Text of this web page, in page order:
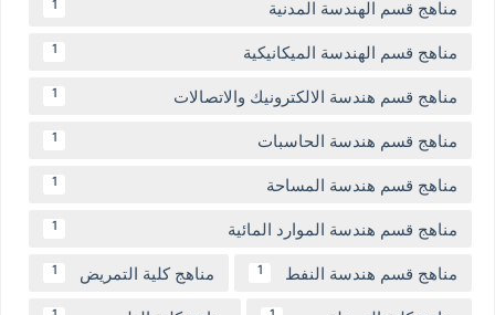
مناهج قسم الهندسة المدنية 1
مناهج قسم الهندسة الميكانيكية 1
مناهج قسم هندسة الالكترونيك والاتصالات 1
مناهج قسم هندسة الحاسبات 1
مناهج قسم هندسة المساحة 1
مناهج قسم هندسة الموارد المائية 1
مناهج قسم هندسة النفط 1 مناهج كلية التمريض 1